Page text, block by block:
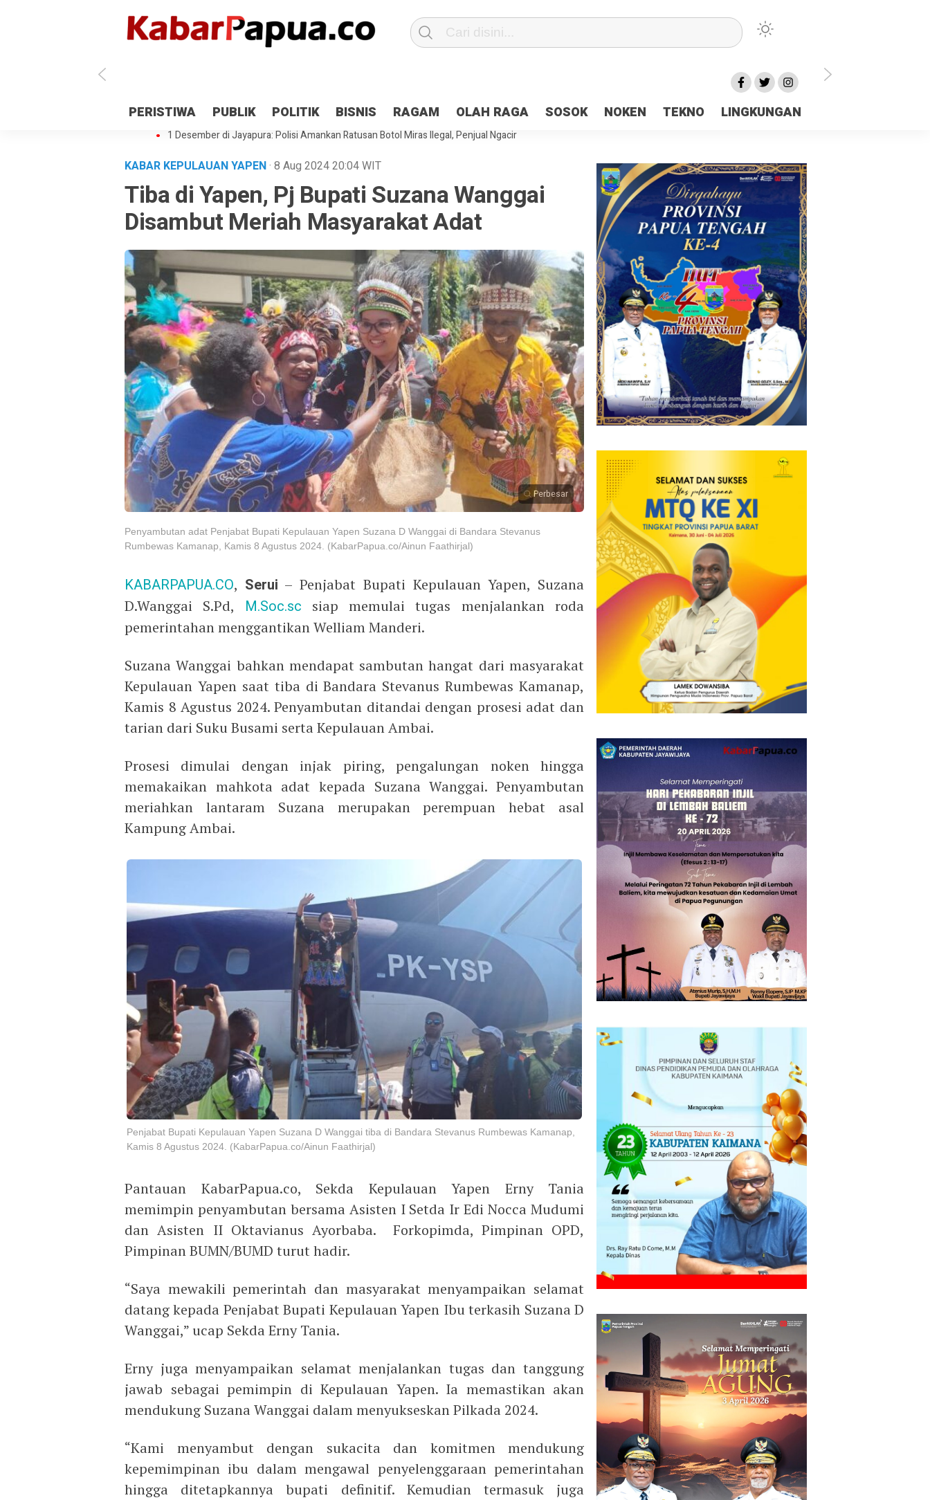
PERISTIWA PUBLIK POLITIK BISNIS RAGAM OLAH RAGA SOSOK NOKEN TEKNO LINGKUNGAN
Antisipasi 1 Desember, TNI Polri Patroli 2×24 jam di Kota Jayapura
Pesan Sejuk Polri di Deklarasi Pemilu Ceria Tanah Papua
Gedung Perpustakaan SMPN 5 Sentani Terbakar
Hibah Pilkada Jayapura Cair 10 Persen, Deposit Kas Daerah Rp23 Miliar Disorot
1 Desember di Jayapura: Polisi Amankan Ratusan Botol Miras Ilegal, Penjual Ngacir
KABAR KEPULAUAN YAPEN· 8 Aug 202420:04WIT
Tiba di Yapen, Pj Bupati Suzana Wanggai
Disambut Meriah Masyarakat Adat
Perbesar
Penyambutan adat Penjabat Bupati Kepulauan Yapen Suzana D Wanggai di Bandara Stevanus
Rumbewas Kamanap, Kamis 8 Agustus 2024. (KabarPapua.co/Ainun Faathirjal)
KABARPAPUA.CO, Serui – Penjabat Bupati Kepulauan Yapen, Suzana
D.Wanggai S.Pd, M.Soc.sc siap memulai tugas menjalankan roda
pemerintahan menggantikan Welliam Manderi.
Suzana Wanggai bahkan mendapat sambutan hangat dari masyarakat
Kepulauan Yapen saat tiba di Bandara Stevanus Rumbewas Kamanap,
Kamis 8 Agustus 2024. Penyambutan ditandai dengan prosesi adat dan
tarian dari Suku Busami serta Kepulauan Ambai.
Prosesi dimulai dengan injak piring, pengalungan noken hingga
memakaikan mahkota adat kepada Suzana Wanggai. Penyambutan
meriahkan lantaram Suzana merupakan perempuan hebat asal
Kampung Ambai.
Penjabat Bupati Kepulauan Yapen Suzana D Wanggai tiba di Bandara Stevanus Rumbewas Kamanap,
Kamis 8 Agustus 2024. (KabarPapua.co/Ainun Faathirjal)
Pantauan KabarPapua.co, Sekda Kepulauan Yapen Erny Tania
memimpin penyambutan bersama Asisten I Setda Ir Edi Nocca Mudumi
dan Asisten II Oktavianus Ayorbaba. Forkopimda, Pimpinan OPD,
Pimpinan BUMN/BUMD turut hadir.
“Saya mewakili pemerintah dan masyarakat menyampaikan selamat
datang kepada Penjabat Bupati Kepulauan Yapen Ibu terkasih Suzana D
Wanggai,” ucap Sekda Erny Tania.
Erny juga menyampaikan selamat menjalankan tugas dan tanggung
jawab sebagai pemimpin di Kepulauan Yapen. Ia memastikan akan
mendukung Suzana Wanggai dalam menyukseskan Pilkada 2024.
“Kami menyambut dengan sukacita dan komitmen mendukung
kepemimpinan ibu dalam mengawal penyelenggaraan pemerintahan
hingga ditetapkannya bupati definitif. Kemudian termasuk juga